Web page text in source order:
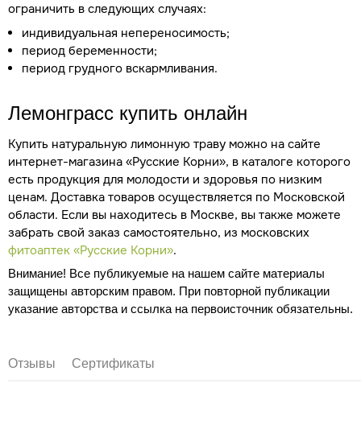
ограничить в следующих случаях:
индивидуальная непереносимость;
период беременности;
период грудного вскармливания.
Лемонграсс купить онлайн
Купить натуральную лимонную траву можно на сайте
интернет-магазина «Русские Корни», в каталоге которого
есть продукция для молодости и здоровья по низким
ценам. Доставка товаров осуществляется по Московской
области. Если вы находитесь в Москве, вы также можете
забрать свой заказ самостоятельно, из московских
фитоаптек «Русские Корни».
Внимание! Все публикуемые на нашем сайте материалы
защищены авторским правом. При повторной публикации
указание авторства и ссылка на первоисточник обязательны.
Отзывы Сертификаты